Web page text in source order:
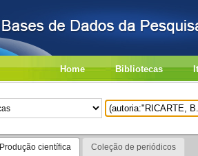
Home Bibliotecas
Produção científica Coleção de periódicos